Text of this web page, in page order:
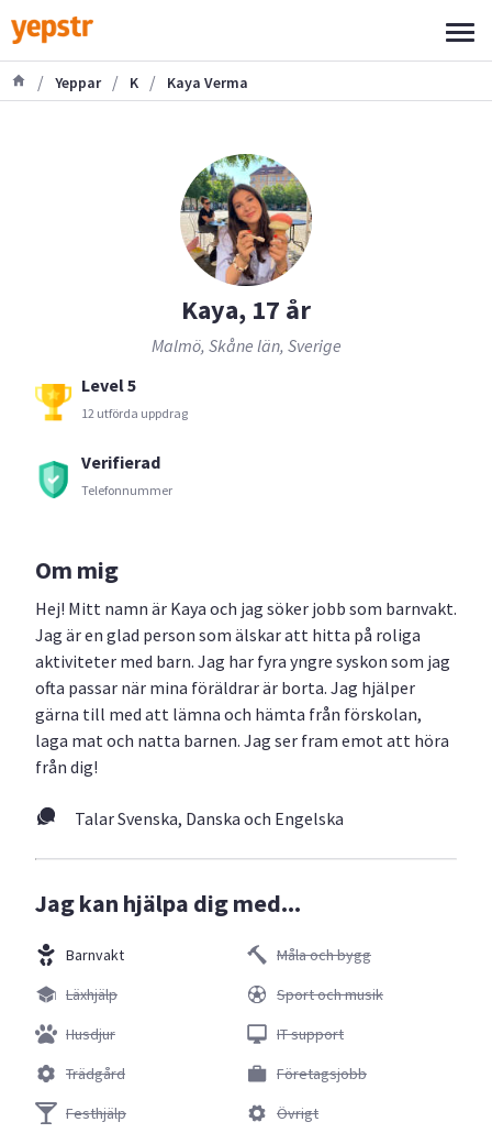
/ Yeppar / K / Kaya Verma
Kaya, 17 år
Malmö, Skåne län, Sverige
Level 5
12 utförda uppdrag
Verifierad
Telefonnummer
Om mig
Hej! Mitt namn är Kaya och jag söker jobb som barnvakt.
Jag är en glad person som älskar att hitta på roliga
aktiviteter med barn. Jag har fyra yngre syskon som jag
ofta passar när mina föräldrar är borta. Jag hjälper
gärna till med att lämna och hämta från förskolan,
laga mat och natta barnen. Jag ser fram emot att höra
från dig!
Talar Svenska, Danska och Engelska
Jag kan hjälpa dig med...
Barnvakt
Läxhjälp
Husdjur
Trädgård
Festhjälp
Måla och bygg
Sport och musik
IT support
Företagsjobb
Övrigt